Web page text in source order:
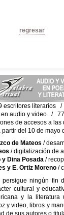
regresar
literarios /
audio y video /
de accesos a las
partir del 10 de mayo
de Mateos /
/ digitalización de
y Dina Posada/
y E. Ortiz Moreno/
persigue ningún fin
cultural y
y la literatura
y video, libros y
de sus autores o